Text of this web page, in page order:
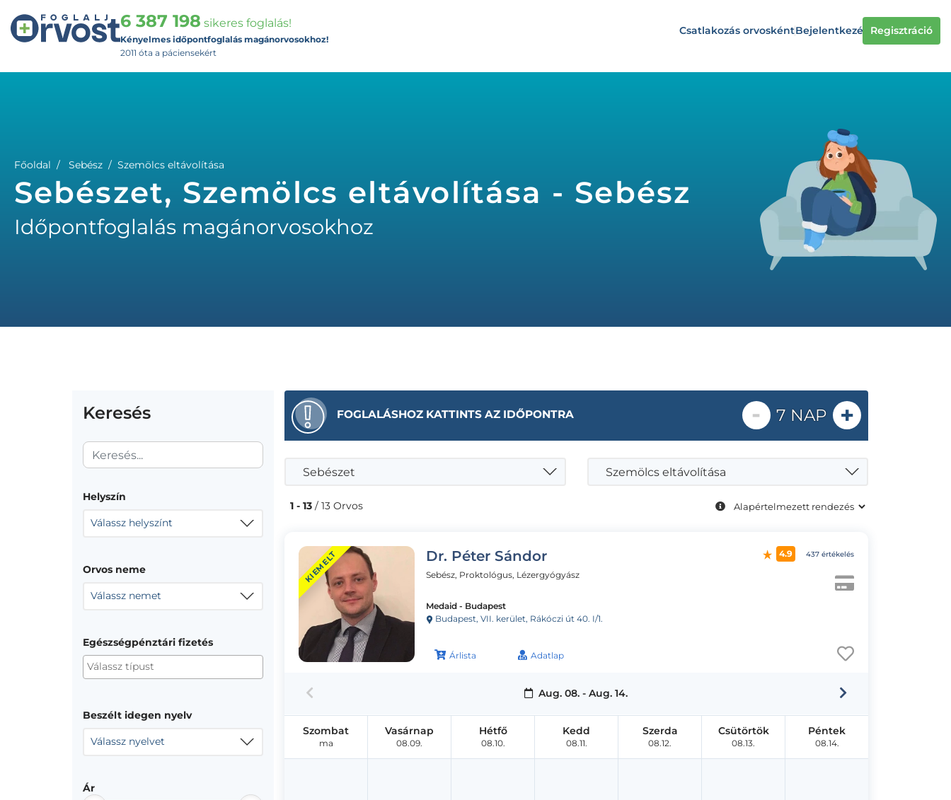
6 387 198 sikeres foglalás!
Kényelmes időpontfoglalás magánorvosokhoz!
2011 óta a páciensekért
Csatlakozás orvoskéntBejelentkezés Regisztráció
Főoldal Sebész Szemölcs eltávolítása
Sebészet, Szemölcs eltávolítása - Sebész
Időpontfoglalás magánorvosokhoz
Keresés
Helyszín
Válassz helyszínt
Orvos neme
Válassz nemet
Egészségpénztári fizetés
Beszélt idegen nyelv
Válassz nyelvet
Ár
FOGLALÁSHOZ KATTINTS AZ IDŐPONTRA - 7 NAP +
Sebészet Szemölcs eltávolítása
1 - 13 / 13 Orvos
KIEMELT Dr. Péter Sándor
Sebész, Proktológus, Lézergyógyász
Medaid - Budapest
Budapest, VII. kerület, Rákóczi út 40. I/1.
Árlista Adatlap
4.9 437 értékelés
Aug. 08. - Aug. 14.
Szombat
ma
Vasárnap
08.09.
Hétfő
08.10.
Kedd
08.11.
Szerda
08.12.
Csütörtök
08.13.
Péntek
08.14.